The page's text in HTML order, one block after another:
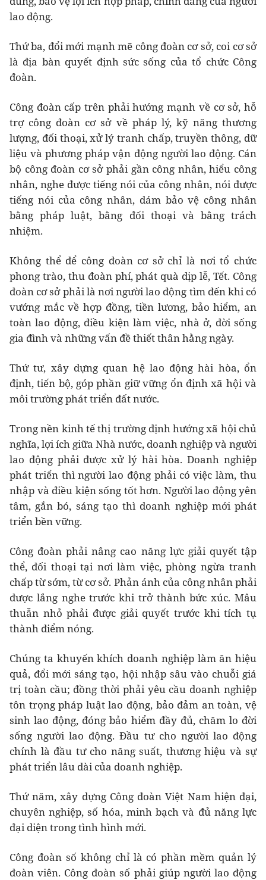
lao động.
Thứ ba, đổi mới mạnh mẽ công đoàn cơ sở, coi cơ sở
là địa bàn quyết định sức sống của tổ chức Công
đoàn.
Công đoàn cấp trên phải hướng mạnh về cơ sở, hỗ
trợ công đoàn cơ sở về pháp lý, kỹ năng thương
lượng, đối thoại, xử lý tranh chấp, truyền thông, dữ
liệu và phương pháp vận động người lao động. Cán
bộ công đoàn cơ sở phải gần công nhân, hiểu công
nhân, nghe được tiếng nói của công nhân, nói được
tiếng nói của công nhân, dám bảo vệ công nhân
bằng pháp luật, bằng đối thoại và bằng trách
nhiệm.
Không thể để công đoàn cơ sở chỉ là nơi tổ chức
phong trào, thu đoàn phí, phát quà dịp lễ, Tết. Công
đoàn cơ sở phải là nơi người lao động tìm đến khi có
vướng mắc về hợp đồng, tiền lương, bảo hiểm, an
toàn lao động, điều kiện làm việc, nhà ở, đời sống
gia đình và những vấn đề thiết thân hằng ngày.
Thứ tư, xây dựng quan hệ lao động hài hòa, ổn
định, tiến bộ, góp phần giữ vững ổn định xã hội và
môi trường phát triển đất nước.
Trong nền kinh tế thị trường định hướng xã hội chủ
nghĩa, lợi ích giữa Nhà nước, doanh nghiệp và người
lao động phải được xử lý hài hòa. Doanh nghiệp
phát triển thì người lao động phải có việc làm, thu
nhập và điều kiện sống tốt hơn. Người lao động yên
tâm, gắn bó, sáng tạo thì doanh nghiệp mới phát
triển bền vững.
Công đoàn phải nâng cao năng lực giải quyết tập
thể, đối thoại tại nơi làm việc, phòng ngừa tranh
chấp từ sớm, từ cơ sở. Phản ánh của công nhân phải
được lắng nghe trước khi trở thành bức xúc. Mâu
thuẫn nhỏ phải được giải quyết trước khi tích tụ
thành điểm nóng.
Chúng ta khuyến khích doanh nghiệp làm ăn hiệu
quả, đổi mới sáng tạo, hội nhập sâu vào chuỗi giá
trị toàn cầu; đồng thời phải yêu cầu doanh nghiệp
tôn trọng pháp luật lao động, bảo đảm an toàn, vệ
sinh lao động, đóng bảo hiểm đầy đủ, chăm lo đời
sống người lao động. Đầu tư cho người lao động
chính là đầu tư cho năng suất, thương hiệu và sự
phát triển lâu dài của doanh nghiệp.
Thứ năm, xây dựng Công đoàn Việt Nam hiện đại,
chuyên nghiệp, số hóa, minh bạch và đủ năng lực
đại diện trong tình hình mới.
Công đoàn số không chỉ là có phần mềm quản lý
đoàn viên. Công đoàn số phải giúp người lao động